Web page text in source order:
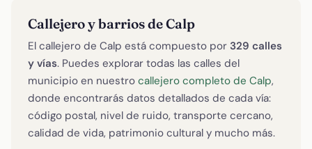
Callejero y barrios de Calp
El callejero de Calp está compuesto por 329 calles
y vías. Puedes explorar todas las calles del
municipio en nuestro callejero completo de Calp,
donde encontrarás datos detallados de cada vía:
código postal, nivel de ruido, transporte cercano,
calidad de vida, patrimonio cultural y mucho más.